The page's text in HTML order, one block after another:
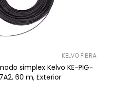
KELVO FIBRA
simplex Kelvo KE-PIG-
60 m, Exterior